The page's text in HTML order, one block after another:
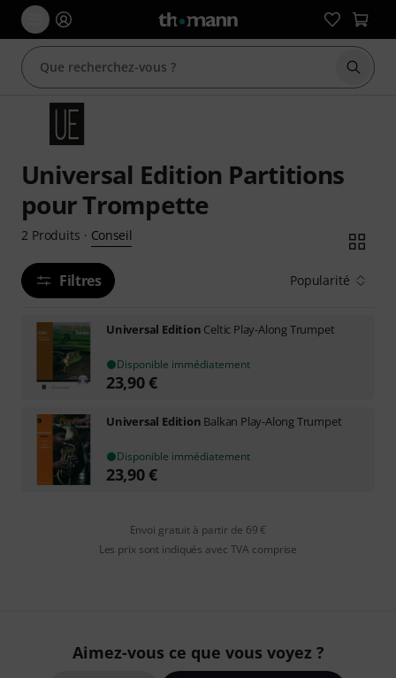
Universal Edition Partitions
pour Trompette
2 Produits · Conseil
Filtres Popularité
Universal Edition Celtic Play-Along Trumpet
Disponible immédiatement
23,90€
Universal Edition Balkan Play-Along Trumpet
Disponible immédiatement
23,90€
Envoi gratuit à partir de 69 €
Les prix sont indiqués avec TVA comprise
Aimez-vous ce que vous voyez ?